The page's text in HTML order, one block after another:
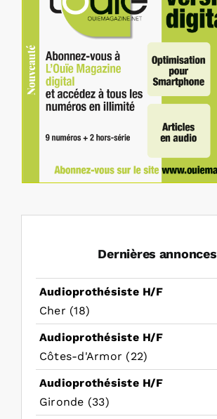
Dernières annonces
Audioprothésiste H/F
Cher (18)
Audioprothésiste H/F
Côtes-d'Armor (22)
Audioprothésiste H/F
Gironde (33)